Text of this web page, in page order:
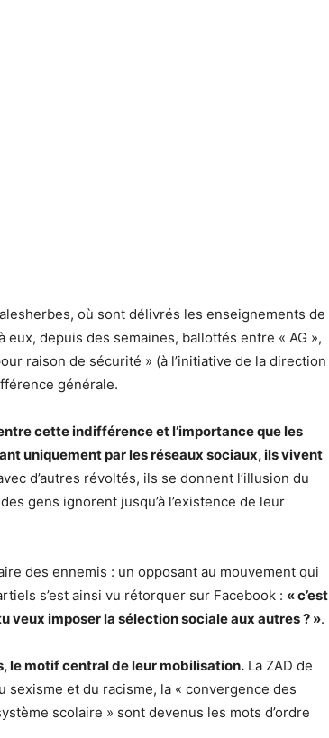
où sont délivrés les enseignements de
depuis des semaines, ballottés entre « AG »,
raison de sécurité » (à l’initiative de la direction
générale.
cette indifférence et l’importance que les
uniquement par les réseaux sociaux, ils vivent
d’autres révoltés, ils se donnent l’illusion du
gens ignorent jusqu’à l’existence de leur
des ennemis : un opposant au mouvement qui
s’est ainsi vu rétorquer sur Facebook : « c’est
veux imposer la sélection sociale aux autres ? ».
le motif central de leur mobilisation. La ZAD de
sexisme et du racisme, la « convergence des
scolaire » sont devenus les mots d’ordre